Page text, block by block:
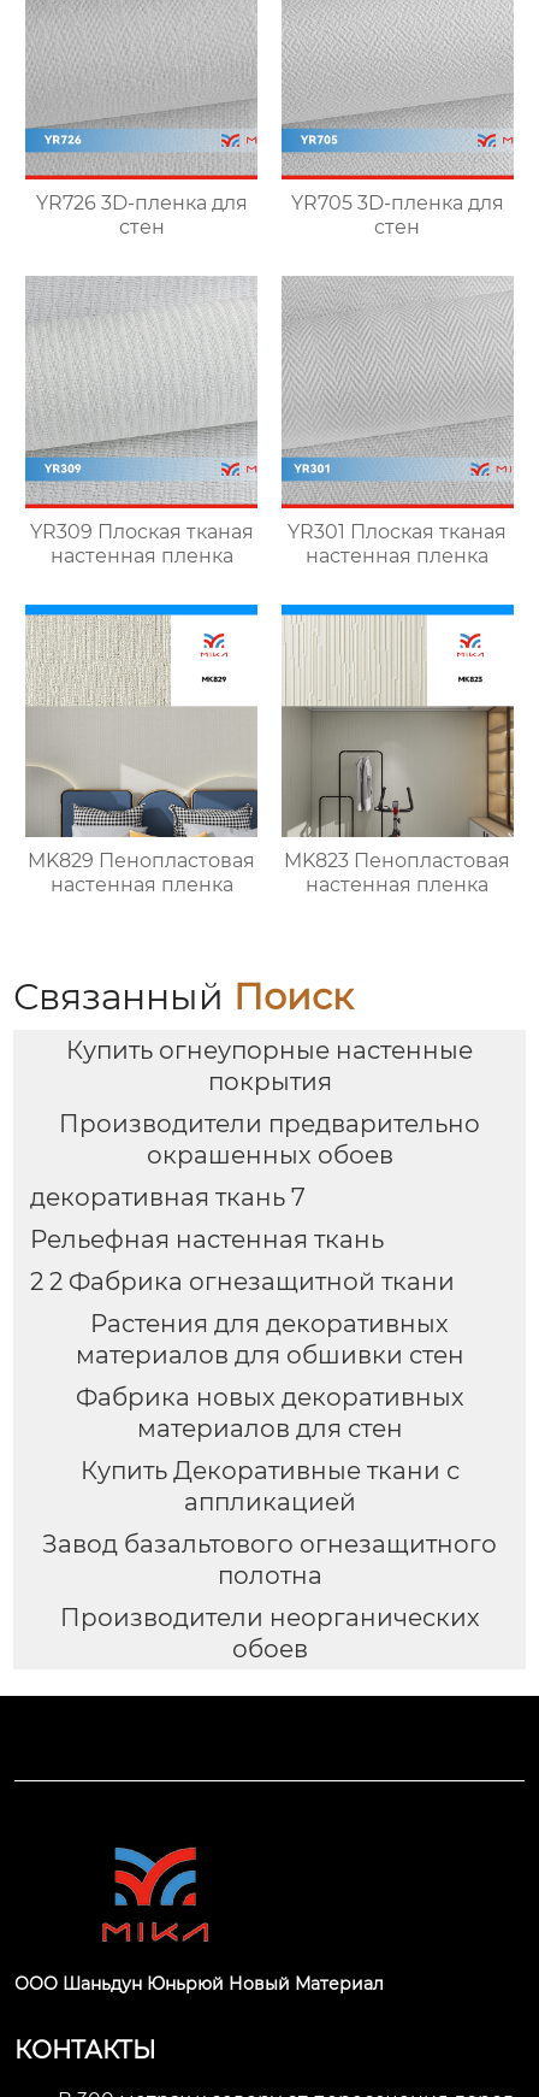
YR726 3D-пленка для
стен
YR705 3D-пленка для
стен
YR309 Плоская тканая
настенная пленка
YR301 Плоская тканая
настенная пленка
MK829 Пенопластовая
настенная пленка
MK823 Пенопластовая
настенная пленка
Связанный Поиск
Купить огнеупорные настенные
покрытия
Производители предварительно
окрашенных обоев
декоративная ткань 7
Рельефная настенная ткань
2 2 Фабрика огнезащитной ткани
Растения для декоративных
материалов для обшивки стен
Фабрика новых декоративных
материалов для стен
Купить Декоративные ткани с
аппликацией
Завод базальтового огнезащитного
полотна
Производители неорганических
обоев
ООО Шаньдун Юньрюй Новый Материал
КОНТАКТЫ